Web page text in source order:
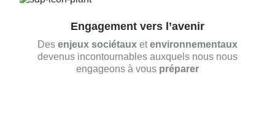
Engagement vers l’avenir
Des enjeux sociétaux etenvironnementaux
devenus incontournables auxquels nous nous
engageons à vous préparer